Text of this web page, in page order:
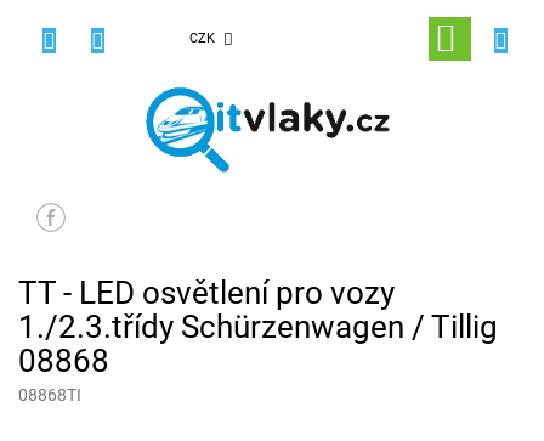
CZK
NÁKUPNÍ
KOŠÍK
TT - LED osvětlení pro vozy
1./2.3.třídy Schürzenwagen / Tillig
08868
08868TI